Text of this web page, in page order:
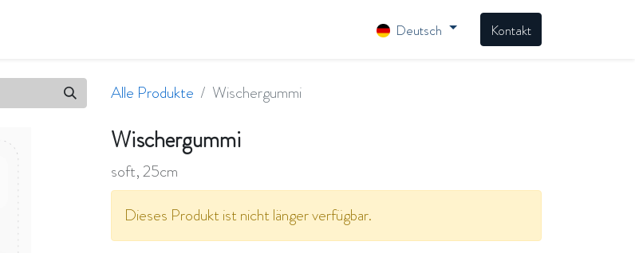
Deutsch Kontakt
Alle Produkte Wischergummi
Wischergummi
soft, 25cm
Dieses Produkt ist nicht länger verfügbar.